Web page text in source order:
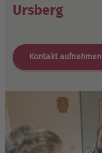
Ursberg
Kontakt aufnehmen